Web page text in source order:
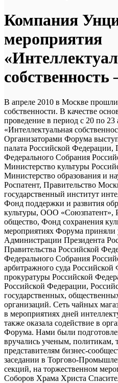
Компания
мероприятия
В апреле 2010 в Москве
собственности. В качестве
проведение в период с 20 по 23
«Интеллектуальная
Организаторами Форума
палата Российской Федерации,
Федерального Собрания
Министерство культуры
Министерство образования и
Роспатент, Правительство
государственный институт
Фонд поддержки и развития
культуры, ООО «Союзпатент»,
общество, Фонд сохранения
мероприятиях Форума приняли
Администрации Президента
Правительства Российской
Федерального Собрания
арбитражного суда
прокуратуры Российской
Российской Федерации,
государственных,
организаций. Сеть чайных
в мероприятиях дней
также оказала содействие в
Форума. Нами были
вручались ученым, политикам,
представителям бизнес-
заседании в Торгово-
секций, на торжественном
Соборов Храма Христа